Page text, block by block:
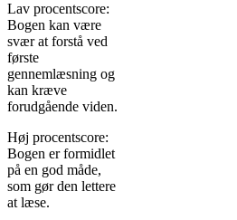
Lav procentscore:
Bogen kan være
svær at forstå ved
første
gennemlæsning og
kan kræve
forudgående viden.
Høj procentscore:
Bogen er formidlet
på en god måde,
som gør den lettere
at læse.